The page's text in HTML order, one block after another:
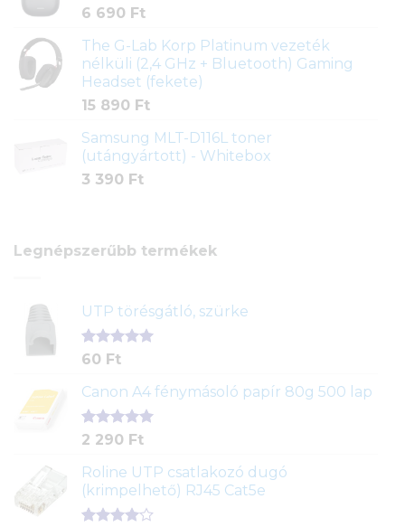
6 690 Ft
The G-Lab Korp Platinum vezeték
nélküli (2,4 GHz + Bluetooth) Gaming
Headset (fekete)
15 890 Ft
Samsung MLT-D116L toner
(utángyártott) - Whitebox
3 390 Ft
Legnépszerűbb termékek
UTP törésgátló, szürke
Értékelés
ből,
1
értékelés
alapján
60 Ft
Canon A4 fénymásoló papír 80g 500 lap
Értékelés
ből,
2
értékelés
alapján
2 290 Ft
Roline UTP csatlakozó dugó
(krimpelhető) RJ45 Cat5e